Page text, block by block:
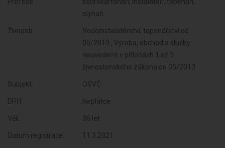
plynaři
Živnosti:
Vodoinstalatérství, topenářství od
05/2013 , Výroba, obchod a služby
neuvedené v přílohách 1 až 3
živnostenského zákona od 05/2013
Subjekt: OSVČ
DPH: Neplátce
Věk: 36 let
Datum registrace: 11.3.2021